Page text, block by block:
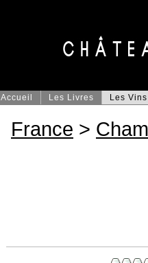
Accueil Les Livres Les Vins
France >